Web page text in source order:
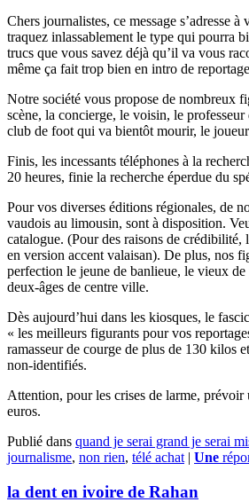
Chers journalistes, ce message s’adresse
traquez inlassablement le type qui pourra
trucs que vous savez déjà qu’il va vous
même ça fait trop bien en intro de
Notre société vous propose de nombreux
scène, la concierge, le voisin, le
club de foot qui va bientôt mourir, le
Finis, les incessants téléphones à la
20 heures, finie la recherche éperdue du
Pour vos diverses éditions régionales, de
vaudois au limousin, sont à disposition.
catalogue. (Pour des raisons de crédibilité,
en version accent valaisan). De plus, nos
perfection le jeune de banlieue, le vieux
deux-âges de centre ville.
Dès aujourd’hui dans les kiosques, le
« les meilleurs figurants pour vos
ramasseur de courge de plus de 130 kilos
non-identifiés.
Attention, pour les crises de larme, prévoir
euros.
Publié dans quand je serai grand je serai
journalisme, non rien, télé achat | Une
la dent en ivoire de Rahan